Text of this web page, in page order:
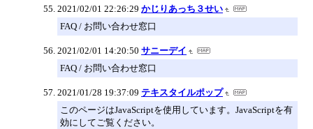
2021/02/01 22:26:29 かじりあっち３せい
FAQ / お問い合わせ窓口
2021/02/01 14:20:50 サニーデイ
FAQ / お問い合わせ窓口
2021/01/28 19:37:09 テキスタイルポップ
このページはJavaScriptを使用しています。JavaScriptを有
効にしてご覧ください。